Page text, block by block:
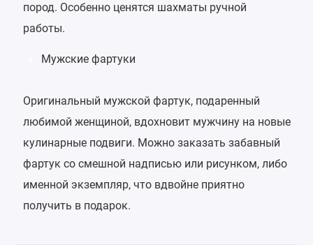
пород. Особенно ценятся шахматы ручной
работы.
Мужские фартуки
Оригинальный мужской фартук, подаренный
любимой женщиной, вдохновит мужчину на новые
кулинарные подвиги. Можно заказать забавный
фартук со смешной надписью или рисунком, либо
именной экземпляр, что вдвойне приятно
получить в подарок.